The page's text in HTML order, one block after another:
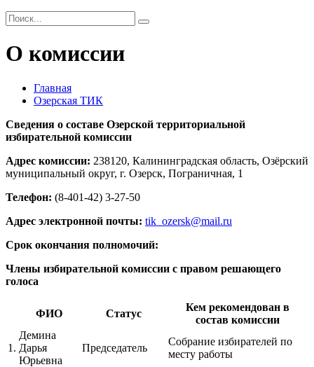
О комиссии
Главная
Озерская ТИК
Сведения о составе Озерской территориальной
избирательной комиссии
Адрес комиссии: 238120, Калининградская область, Озёрский
муниципальный округ, г. Озерск, Пограничная, 1
Телефон: (8-401-42) 3-27-50
Адрес электронной почты: tik_ozersk@mail.ru
Срок окончания полномочий:
Члены избирательной комиссии с правом решающего
голоса
ФИО Статус
Кем рекомендован в
состав комиссии
1.
Демина
Дарья
Юрьевна
Председатель
Собрание избирателей по
месту работы